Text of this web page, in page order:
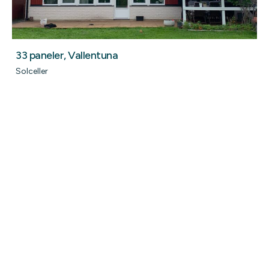
33 paneler, Vallentuna
Solceller